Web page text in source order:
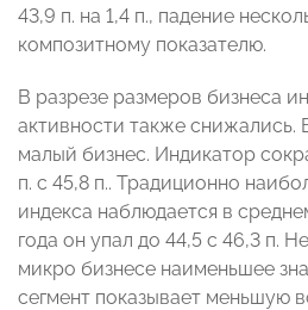
43,9 п. на 1,4 п., падение
композитному показателю.
В разрезе размеров бизнеса
активности также снижались.
малый бизнес. Индикатор
п. с 45,8 п.. Традиционно
индекса наблюдается в
года он упал до 44,5 с 46,3 п.
микро бизнесе наименьшее
сегмент показывает меньшую